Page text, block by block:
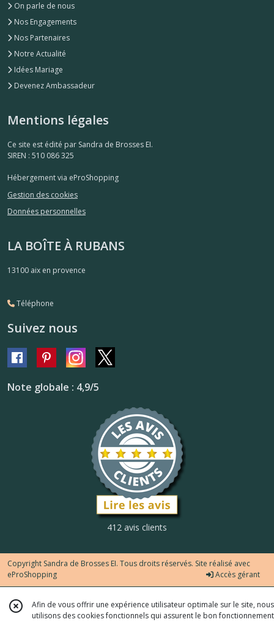
On parle de nous
Nos Engagements
Nos Partenaires
Notre Actualité
Idées Mariage
Devenez Ambassadeur
Mentions légales
Ce site est édité par Sandra de Brosses EI.
SIREN : 510 086 325
Hébergement via eProShopping
Gestion des cookies
Données personnelles
LA BOÎTE À RUBANS
13100 aix en provence
Téléphone
Suivez nous
Note globale : 4,9/5
412 avis clients
Copyright Sandra de Brosses EI. Tous droits réservés. Site réalisé avec
eProShopping
Accès gérant
Afin de vous offrir une expérience utilisateur optimale sur le site, nous
utilisons des cookies fonctionnels qui assurent le bon fonctionnement